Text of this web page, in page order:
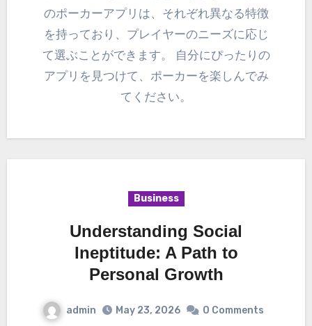
のポーカーアプリは、それぞれ異なる特徴
を持っており、プレイヤーのニーズに応じ
て選ぶことができます。 自分にぴったりの
アプリを見つけて、ポーカーを楽しんでみ
てください。
Business
Understanding Social
Ineptitude: A Path to
Personal Growth
admin May 23, 2026 0 Comments